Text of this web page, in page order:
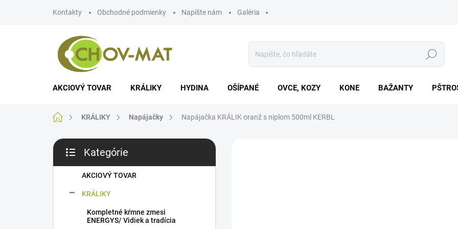
Kontakty Obchodné podmienky Napíšte nám Galéria
Hľadať
AKCIOVÝ TOVAR KRÁLIKY HYDINA OŠÍPANÉ OVCE, KOZY KONE BAŽANTY
DomovKRÁLIKY Napájačky Napájačka KRÁLIK oranž s niplom 500ml KERBL
B
č
kategórie
Kategórie
AKCIOVÝ TOVAR
KRÁLIKY
Kompletné kŕmne zmesi
ENERGYS/ Vidiek a tradícia